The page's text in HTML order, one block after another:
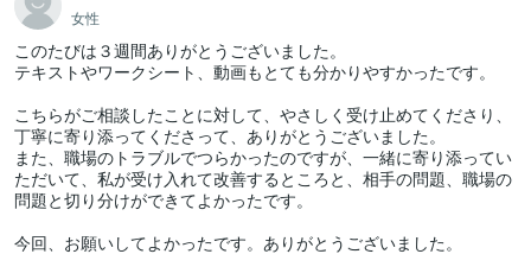
女性
このたびは３週間ありがとうございました。
テキストやワークシート、動画もとても分かりやすかったです。
こちらがご相談したことに対して、やさしく受け止めてくださり、
丁寧に寄り添ってくださって、ありがとうございました。
また、職場のトラブルでつらかったのですが、一緒に寄り添ってい
ただいて、私が受け入れて改善するところと、相手の問題、職場の
問題と切り分けができてよかったです。
今回、お願いしてよかったです。ありがとうございました。